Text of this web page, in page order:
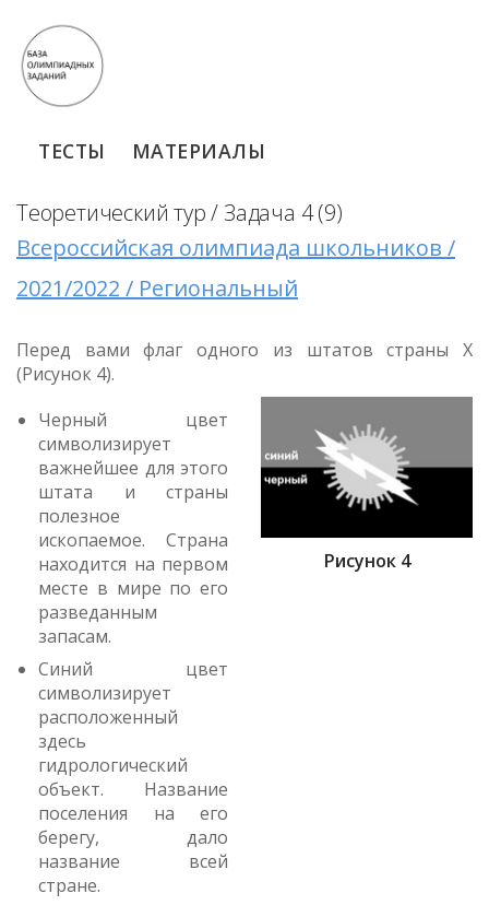
ТЕСТЫ МАТЕРИАЛЫ
Теоретический тур / Задача 4 (9)
Всероссийская олимпиада школьников /
2021/2022 / Региональный
Перед вами флаг одного из штатов страны Х
(Рисунок 4).
Черный цвет
символизирует
важнейшее для этого
штата и страны
полезное
ископаемое. Страна
находится на первом
месте в мире по его
разведанным
запасам.
Синий цвет
символизирует
расположенный
здесь
гидрологический
объект. Название
поселения на его
берегу, дало
название всей
стране.
Рисунок 4